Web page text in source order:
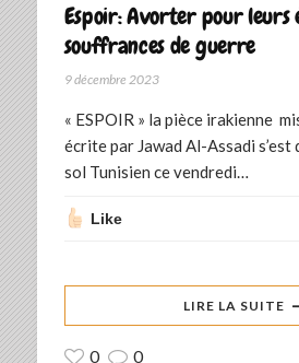
Espoir: Avorter pour leurs
souffrances de guerre
9 décembre 2023
« ESPOIR » la pièce irakienne
écrite par Jawad Al-Assadi s’est
sol Tunisien ce vendredi…
Like
LIRE LA SUITE
0 0